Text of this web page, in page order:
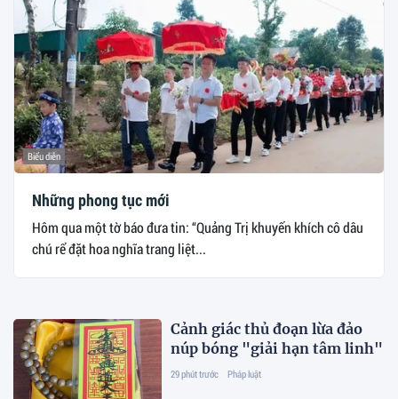
Biểu diễn
Những phong tục mới
Hôm qua một tờ báo đưa tin: “Quảng Trị khuyến khích cô dâu
chú rể đặt hoa nghĩa trang liệt...
Cảnh giác thủ đoạn lừa đảo
núp bóng "giải hạn tâm linh"
29 phút trước Pháp luật